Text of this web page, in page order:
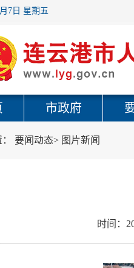
7日 星期五
市政府
要闻动态> 图片新闻
时间：